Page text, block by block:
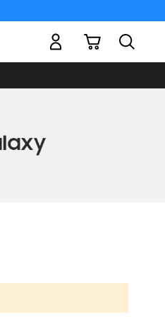
Mi carrito